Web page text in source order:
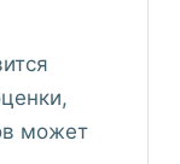
может